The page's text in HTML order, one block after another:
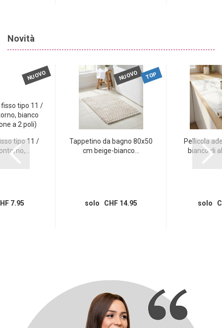
Novità
NUOVO
tipo 11 /
7.95
NUOVO TOP
Tappetino da bagno 80x50
cm beige-bianco...
solo CHF 14.95
Pellicola
bianco di
solo